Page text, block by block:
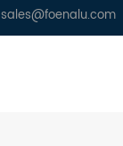
sales@foenalu.com